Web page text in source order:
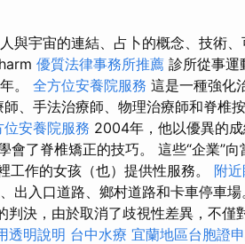
與宇宙的連結、占卜的概念、技術、
優質法律事務所推薦 診所從事運
年。 全方位安養院服務 這是一種強化
、手法治療師、物理治療師和脊椎
位安養院服務 2004年，他以優異的成
會了脊椎矯正的技巧。 這些“企業”
工作的女孩（也）提供性服務。 附
出入口道路、鄉村道路和卡車停車場
判決，由於取消了歧視性差異，不僅
透明說明 台中水療 宜蘭地區台胞證